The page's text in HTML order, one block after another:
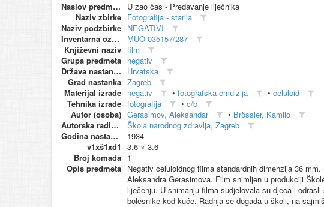
Naslov predmeta
U zao čas - Predavanje liječnika
Naziv zbirke Fotografija - starija
Naziv podzbirke NEGATIVI
Inventarna oznaka
MUO-035157/287
Književni naziv film
Grupa predmeta negativ
Država nastanka
Hrvatska
Grad nastanka Zagreb
Materijal izrade negativ • fotografska emulzija • celuloid
Tehnika izrade fotografija • c/b
Autor (osoba) Gerasimov, Aleksandar • Brössler, Kamilo
Autorska radionica (proizvođač)
Škola narodnog zdravlja, Zagreb
Godina nastanka
1934
v1xš1xd1
3.6 × 3.6
Broj komada 1
Opis predmeta Negativ celuloidnog filma standardnih dimenzija 36
Aleksandra Gerasimova. Film snimljen u produkciji
liječenju. U snimanju filma sudjelovala su djeca i
bolesnike kod kuće. Radnja se događa u školi, na